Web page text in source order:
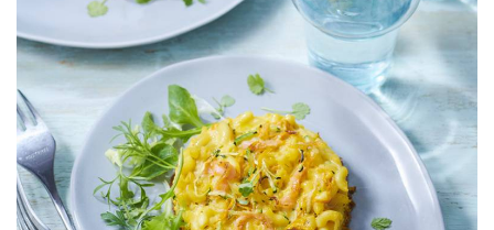
PRÉPARATION
25 Min